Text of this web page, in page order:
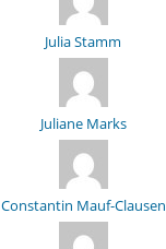
Julia Stamm
Juliane Marks
Constantin Mauf-Clausen